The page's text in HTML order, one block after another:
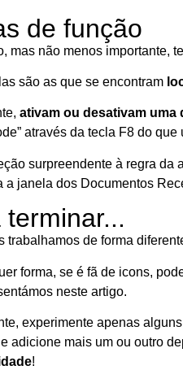
de função
mas não menos importante,
são as que se encontram
ativam ou desativam uma
através da tecla F8 do
surpreendente à regra da
a janela dos Documentos
terminar...
trabalhamos de forma
forma, se é fã de icons,
neste artigo.
experimente apenas
adicione mais um ou outro
!